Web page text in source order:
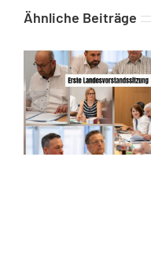
Ähnliche Beiträge